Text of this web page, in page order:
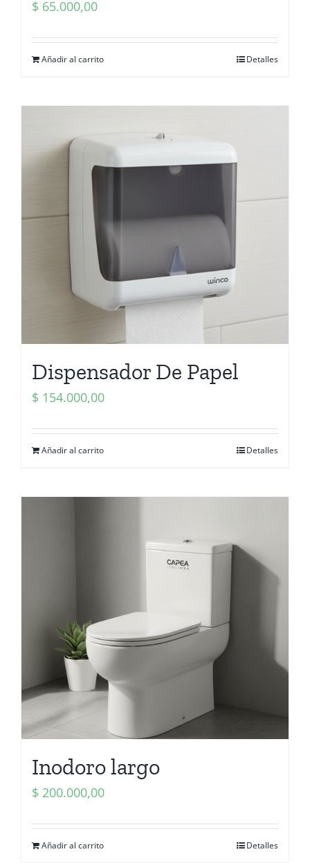
$ 65.000,00
Añadir al carrito Detalles
Dispensador De Papel
$ 154.000,00
Añadir al carrito Detalles
Inodoro largo
$ 200.000,00
Añadir al carrito Detalles